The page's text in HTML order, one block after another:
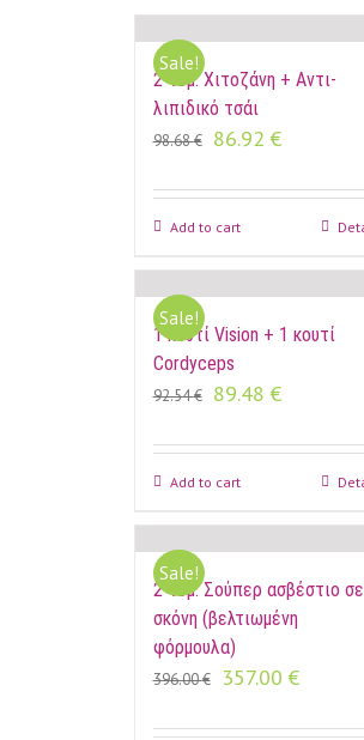
Sale!
2 τεμ. Χιτοζάνη + Αντι-
λιπιδικό τσάι
98.68€ 86.92 €
Add to cart
Sale!
1 κουτί Vision + 1 κουτί
Cordyceps
92.54€ 89.48 €
Add to cart
Sale!
2 τεμ. Σούπερ ασβέστιο σε
σκόνη (βελτιωμένη
φόρμουλα)
396.00€ 357.00 €